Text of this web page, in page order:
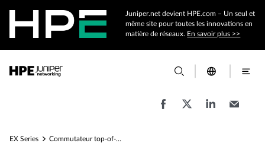
Juniper.net devient HPE.com – Un seul et
même site pour toutes les innovations en
matière de réseaux. En savoir plus >>
EX Series Commutateur top-of-rack EX4600